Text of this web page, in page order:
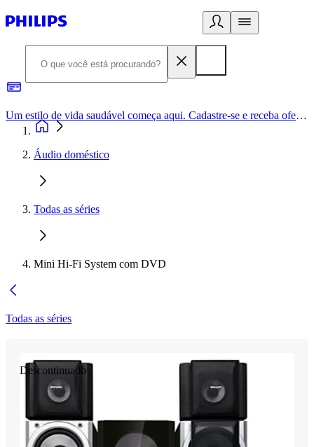
Um estilo de vida saudável começa aqui. Cadastre-se e receba ofertas exclusivas.
Áudio doméstico
Todas as séries
Mini Hi-Fi System com DVD
Todas as séries
Descontinuado